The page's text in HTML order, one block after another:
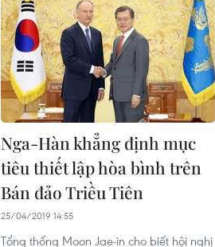
Nga-Hàn khẳng định mục
tiêu thiết lập hòa bình trên
Bán đảo Triều Tiên
25/04/2019 14:55
Tổng thống Moon Jae-in cho biết hội nghị